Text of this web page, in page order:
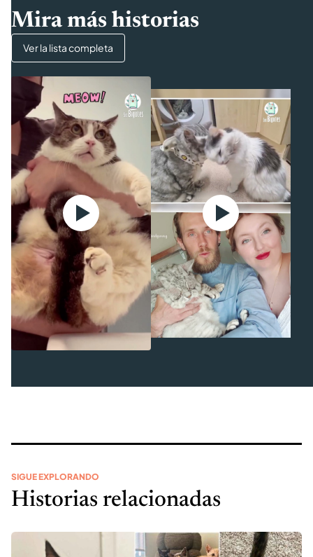
Mira más historias
Ver la lista completa
SIGUE EXPLORANDO
Historias relacionadas